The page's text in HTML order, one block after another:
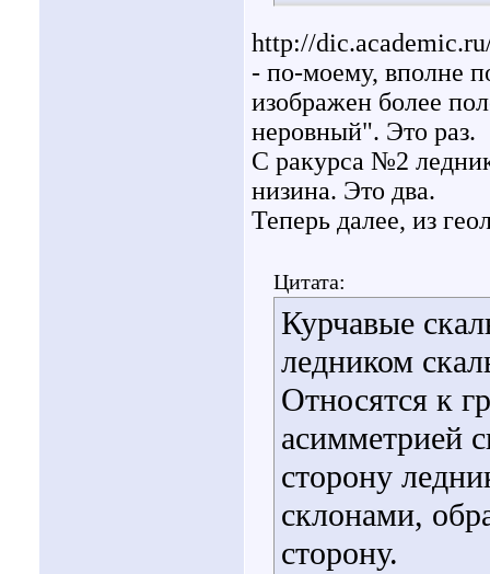
http://
- по-моему, вполне
изображен более
неровный". Это раз.
С ракурса №2
низина. Это два.
Теперь далее, из
Цитата:
Курчавые
ледником
Относятся к
асимметрией
сторону
склонами,
сторону.